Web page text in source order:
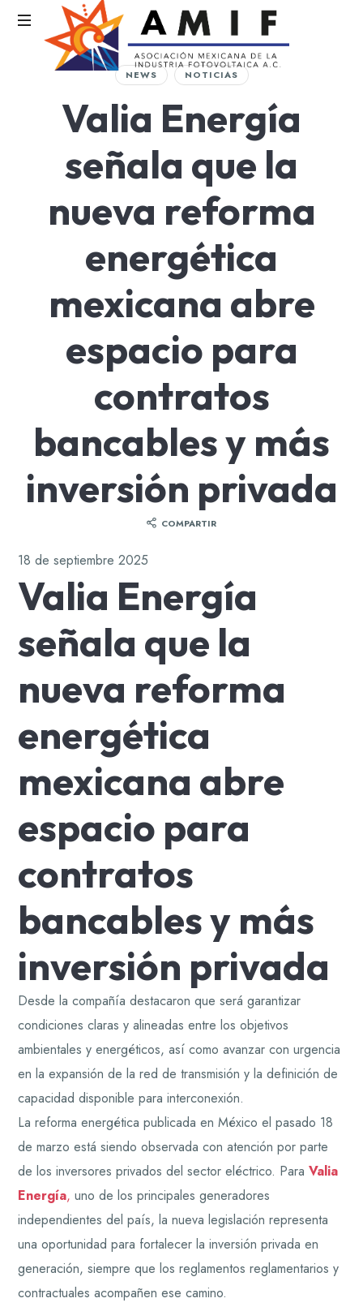
AMIF
Fotovoltaica
NEWS NOTICIAS
Valia Energía
señala que la
nueva reforma
energética
mexicana abre
espacio para
contratos
bancables y más
inversión privada
COMPARTIR
18 de septiembre 2025
Valia Energía
señala que la
nueva reforma
energética
mexicana abre
espacio para
contratos
bancables y más
inversión privada
Desde la compañía destacaron que será garantizar
condiciones claras y alineadas entre los objetivos
ambientales y energéticos, así como avanzar con urgencia
en la expansión de la red de transmisión y la definición de
capacidad disponible para interconexión.
La reforma energética publicada en México el pasado 18
de marzo está siendo observada con atención por parte
de los inversores privados del sector eléctrico. ParaValia
Energía, uno de los principales generadores
independientes del país, la nueva legislación representa
una oportunidad para fortalecer la inversión privada en
generación, siempre que los reglamentos reglamentarios y
contractuales acompañen ese camino.